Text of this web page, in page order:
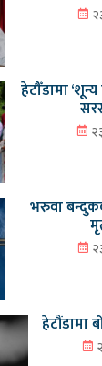
हेटौँडामा
भरुवा
हेटौंडामा